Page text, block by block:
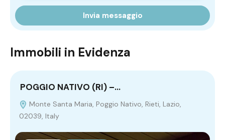
Invia messaggio
Immobili in Evidenza
POGGIO NATIVO (RI) –…
Monte Santa Maria, Poggio Nativo, Rieti, Lazio,
02039, Italy